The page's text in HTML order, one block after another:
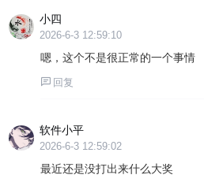
小四
2026-6-3 12:59:10
嗯，这个不是很正常的一个事情
回复
软件小平
2026-6-3 12:59:02
最近还是没打出来什么大奖